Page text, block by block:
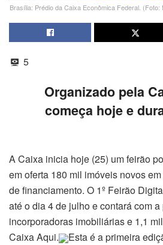
Brasília: Prédio da Caixa Econômica Federal.
5
Organizado pela
começa hoje e
A Caixa inicia hoje (25) um feirão
em oferta 180 mil imóveis novos
de financiamento. O 1º Feirão
até o dia 4 de julho e contará com
incorporadoras imobiliárias e 1,1
Caixa Aqui.
Esta é a primeira